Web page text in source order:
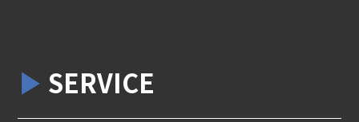
SERVICE